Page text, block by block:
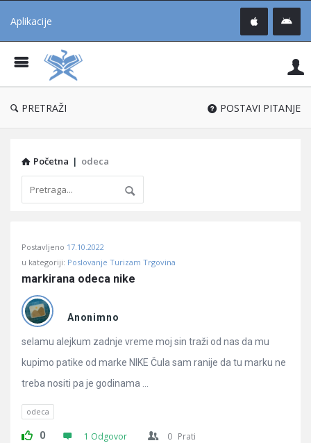
Aplikacije
®
PRETRAŽI POSTAVI PITANJE
Početna | odeca
Učene
Latest
Pitanja
Postavljeno 17.10.2022
u kategoriji: Poslovanje Turizam Trgovina
markirana odeca nike
Anonimno
selamu alejkum zadnje vreme moj sin traži od nas da mu
kupimo patike od marke NIKE Čula sam ranije da tu marku ne
treba nositi pa je godinama ...
odeca
0 1 Odgovor 0 Prati